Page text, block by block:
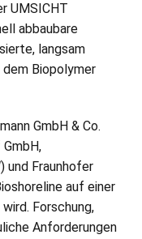
UMSICHT
abbaubare
langsam
Biopolymer
GmbH & Co.
und Fraunhofer
auf einer
Forschung,
Anforderungen